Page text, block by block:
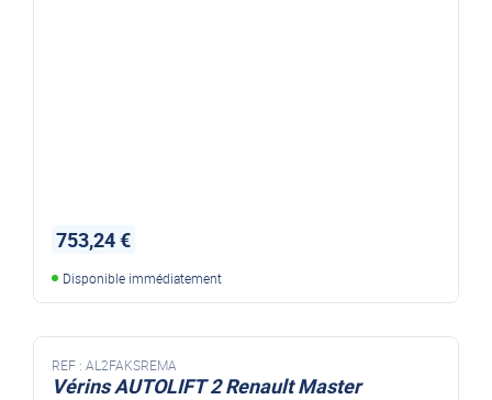
753,24 €
Disponible immédiatement
REF : AL2FAKSREMA
Vérins AUTOLIFT 2 Renault Master